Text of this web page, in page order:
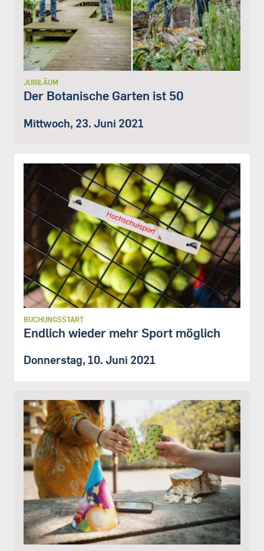
JUBILÄUM
Der Botanische Garten ist 50
Mittwoch, 23. Juni 2021
BUCHUNGSSTART
Endlich wieder mehr Sport möglich
Donnerstag, 10. Juni 2021